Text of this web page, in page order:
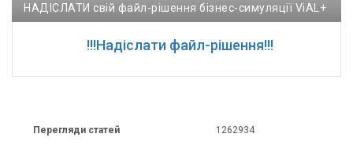
НАДІСЛАТИ свій файл-рішення бізнес-симуляції ViAL+
!!!Надіслати файл-рішення!!!
Перегляди статей 1262934